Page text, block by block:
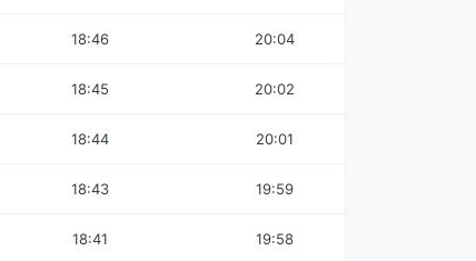
18:46 20:04
18:45 20:02
18:44 20:01
18:43 19:59
18:41 19:58